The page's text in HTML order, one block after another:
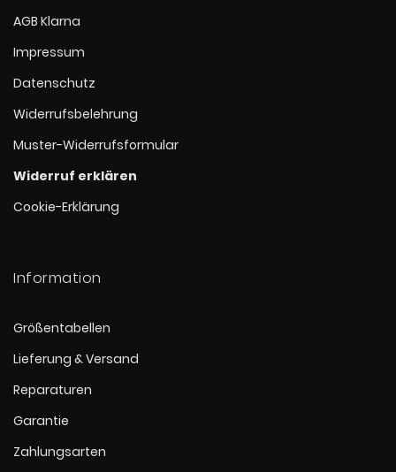
AGB Klarna
Impressum
Datenschutz
Widerrufsbelehrung
Muster-Widerrufsformular
Widerruf erklären
Cookie-Erklärung
Information
Größentabellen
Lieferung & Versand
Reparaturen
Garantie
Zahlungsarten